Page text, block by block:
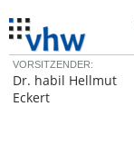
VORSITZENDER:
Dr. habil Hellmut
Eckert